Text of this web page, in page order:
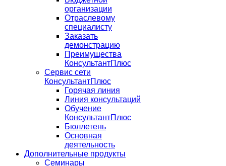
организации
Отраслевому
специалисту
Заказать
демонстрацию
Преимущества
КонсультантПлюс
Сервис сети
КонсультантПлюс
Горячая линия
Линия консультаций
Обучение
КонсультантПлюс
Бюллетень
Основная
деятельность
Дополнительные продукты
Семинары